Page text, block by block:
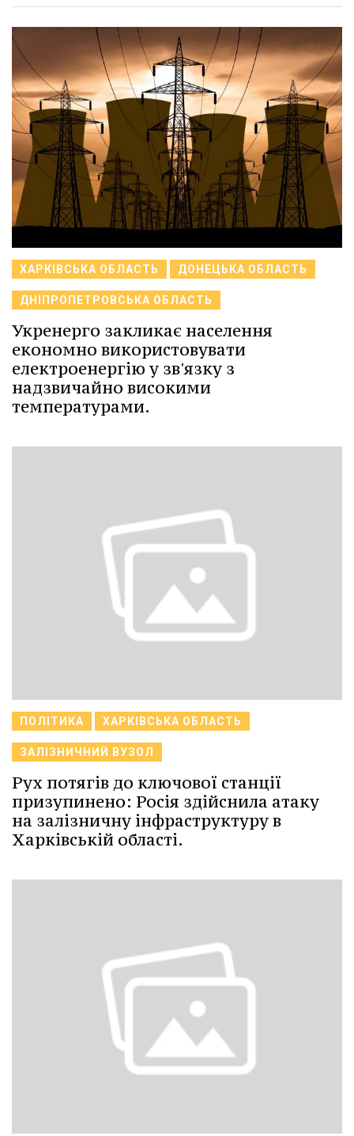
ХАРКІВСЬКА ОБЛАСТЬ ДОНЕЦЬКА ОБЛАСТЬ
ДНІПРОПЕТРОВСЬКА ОБЛАСТЬ
Укренерго закликає населення
економно використовувати
електроенергію у зв'язку з
надзвичайно високими
температурами.
ПОЛІТИКА ХАРКІВСЬКА ОБЛАСТЬ
ЗАЛІЗНИЧНИЙ ВУЗОЛ
Рух потягів до ключової станції
призупинено: Росія здійснила атаку
на залізничну інфраструктуру в
Харківській області.